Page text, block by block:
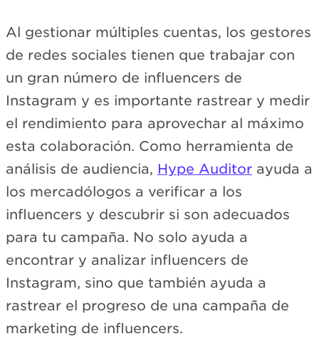
Al gestionar múltiples cuentas, los gestores
de redes sociales tienen que trabajar con
un gran número de influencers de
Instagram y es importante rastrear y medir
el rendimiento para aprovechar al máximo
esta colaboración. Como herramienta de
análisis de audiencia, Hype Auditor ayuda a
los mercadólogos a verificar a los
influencers y descubrir si son adecuados
para tu campaña. No solo ayuda a
encontrar y analizar influencers de
Instagram, sino que también ayuda a
rastrear el progreso de una campaña de
marketing de influencers.